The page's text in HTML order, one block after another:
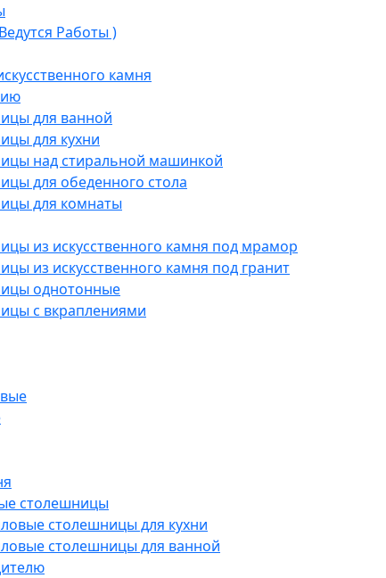
Работы )
камня
для ванной
для кухни
над стиральной машинкой
для обеденного стола
для комнаты
из искусственного камня под мрамор
из искусственного камня под гранит
однотонные
с вкраплениями
столешницы
столешницы для кухни
столешницы для ванной